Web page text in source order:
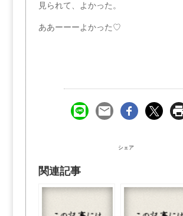
見られて、よかった。
ああーーーよかった♡
シェア
関連記事